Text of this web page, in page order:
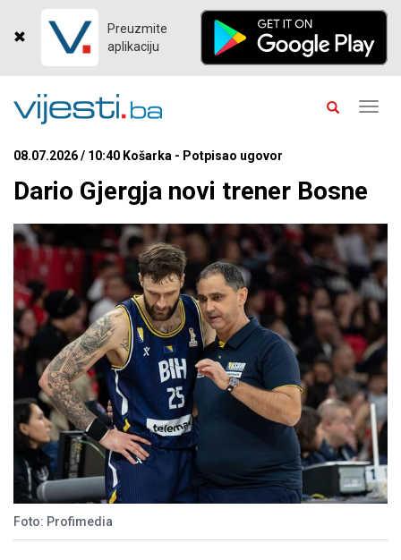
Preuzmite
aplikaciju
08.07.2026 / 10:40 Košarka - Potpisao ugovor
Dario Gjergja novi trener Bosne
Foto: Profimedia